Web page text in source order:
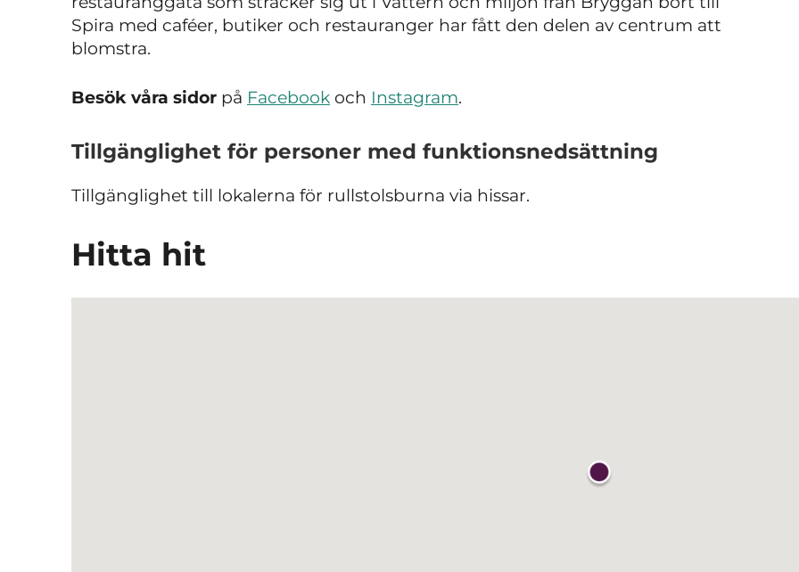
Spira med caféer, butiker och restauranger har fått den delen av centrum att
blomstra.
Besök våra sidor på Facebook och Instagram.
Tillgänglighet för personer med funktionsnedsättning
Tillgänglighet till lokalerna för rullstolsburna via hissar.
Hitta hit